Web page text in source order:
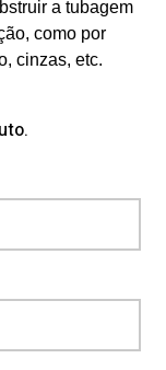
a tubagem
como por
cinzas, etc.